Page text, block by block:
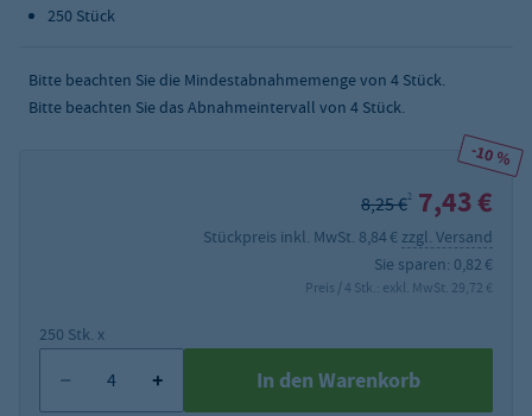
250 Stück
Bitte beachten Sie die Mindestabnahmemenge von 4 Stück.
Bitte beachten Sie das Abnahmeintervall von 4 Stück.
-10 %
8,25 €2 7,43 €
Stückpreis inkl. MwSt. 8,84 € zzgl. Versand
Sie sparen: 0,82 €
Preis / 4 Stk.: exkl. MwSt. 29,72 €
250 Stk. x
In den Warenkorb